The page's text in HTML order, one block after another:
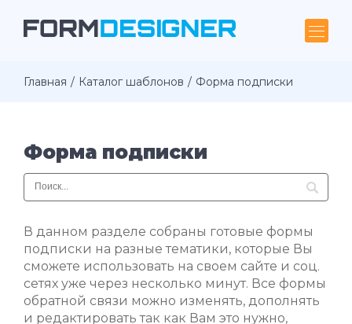
Главная Каталог шаблонов Форма подписки
Форма подписки
В данном разделе собраны готовые формы
подписки на разные тематики, которые Вы
сможете использовать на своем сайте и соц.
сетях уже через несколько минут. Все формы
обратной связи можно изменять, дополнять
и редактировать так как Вам это нужно,